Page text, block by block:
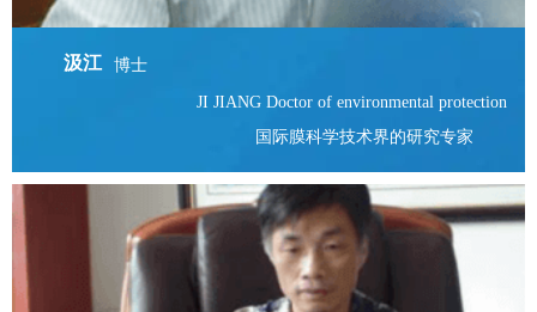
汲江 博士
JI JIANG Doctor of environmental protection
国际膜科学技术界的研究专家